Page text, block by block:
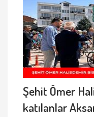
Şehit Ömer
katılanlar